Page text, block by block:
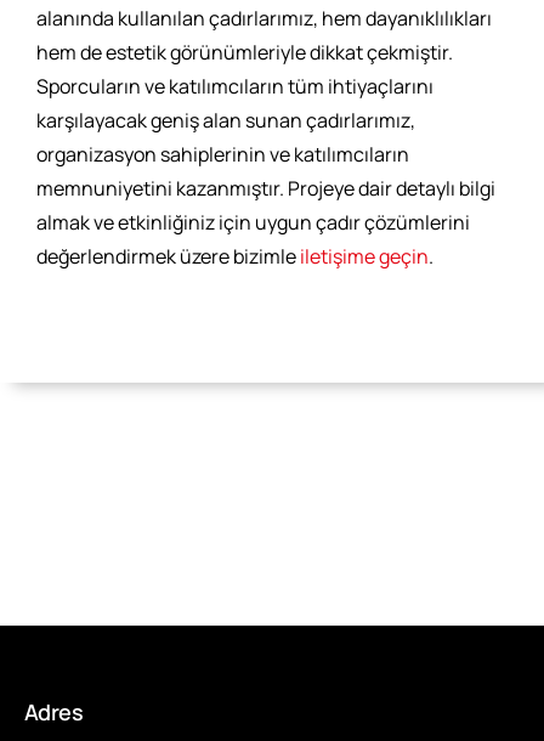
alanında kullanılan çadırlarımız, hem dayanıklılıkları
hem de estetik görünümleriyle dikkat çekmiştir.
Sporcuların ve katılımcıların tüm ihtiyaçlarını
karşılayacak geniş alan sunan çadırlarımız,
organizasyon sahiplerinin ve katılımcıların
memnuniyetini kazanmıştır. Projeye dair detaylı bilgi
almak ve etkinliğiniz için uygun çadır çözümlerini
değerlendirmek üzere bizimleiletişime geçin.
Adres